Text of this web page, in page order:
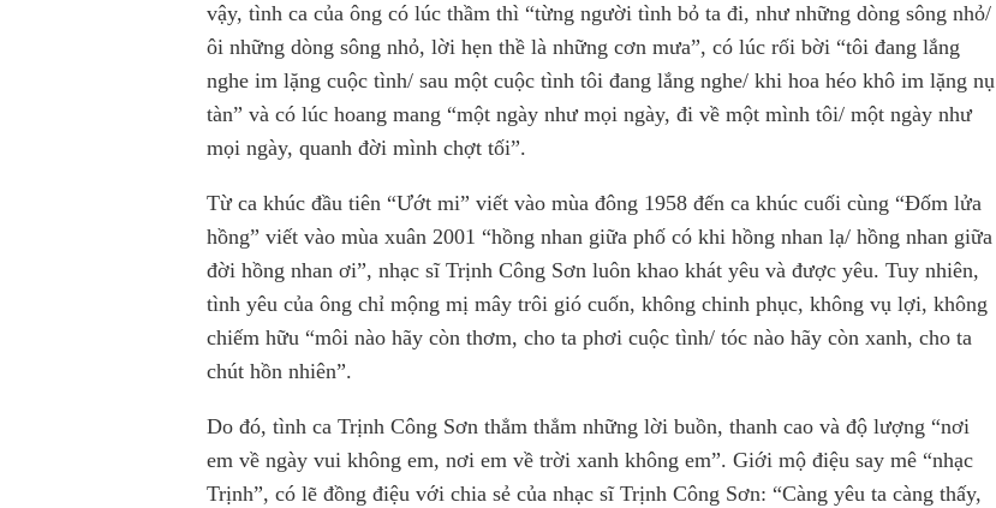
vậy, tình ca của ông có lúc thầm thì “từng người tình bỏ ta đi, như những dòng sông nhỏ/
ôi những dòng sông nhỏ, lời hẹn thề là những cơn mưa”, có lúc rối bời “tôi đang lắng
nghe im lặng cuộc tình/ sau một cuộc tình tôi đang lắng nghe/ khi hoa héo khô im lặng nụ
tàn” và có lúc hoang mang “một ngày như mọi ngày, đi về một mình tôi/ một ngày như
mọi ngày, quanh đời mình chợt tối”.
Từ ca khúc đầu tiên “Ướt mi” viết vào mùa đông 1958 đến ca khúc cuối cùng “Đốm lửa
hồng” viết vào mùa xuân 2001 “hồng nhan giữa phố có khi hồng nhan lạ/ hồng nhan giữa
đời hồng nhan ơi”, nhạc sĩ Trịnh Công Sơn luôn khao khát yêu và được yêu. Tuy nhiên,
tình yêu của ông chỉ mộng mị mây trôi gió cuốn, không chinh phục, không vụ lợi, không
chiếm hữu “môi nào hãy còn thơm, cho ta phơi cuộc tình/ tóc nào hãy còn xanh, cho ta
chút hồn nhiên”.
Do đó, tình ca Trịnh Công Sơn thẳm thẳm những lời buồn, thanh cao và độ lượng “nơi
em về ngày vui không em, nơi em về trời xanh không em”. Giới mộ điệu say mê “nhạc
Trịnh”, có lẽ đồng điệu với chia sẻ của nhạc sĩ Trịnh Công Sơn: “Càng yêu ta càng thấy,